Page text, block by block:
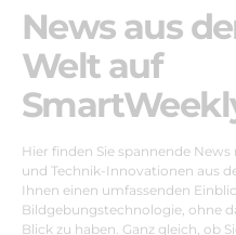
News aus
Welt auf
Hier finden Sie spannende
und Technik-Innovationen aus
Ihnen einen umfassenden
Bildgebungstechnologie, ohne
Blick zu haben. Ganz gleich, ob